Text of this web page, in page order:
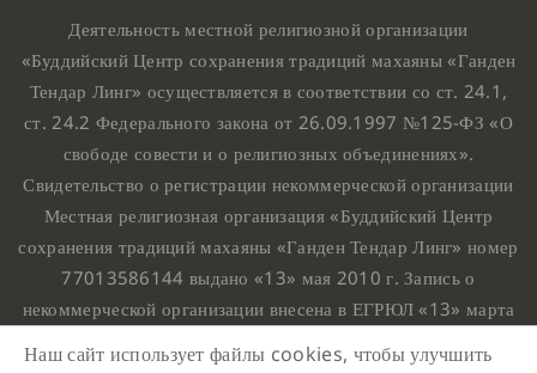
Деятельность местной религиозной организации
«Буддийский Центр сохранения традиций махаяны «Ганден
Тендар Линг» осуществляется в соответствии со ст. 24.1,
ст. 24.2 Федерального закона от 26.09.1997 №125-ФЗ «О
свободе совести и о религиозных объединениях».
Свидетельство о регистрации некоммерческой организации
Местная религиозная организация «Буддийский Центр
сохранения традиций махаяны «Ганден Тендар Линг» номер
77013586144 выдано «13» мая 2010 г. Запись о
некоммерческой организации внесена в ЕГРЮЛ «13» марта
Наш сайт использует файлы cookies, чтобы улучшить